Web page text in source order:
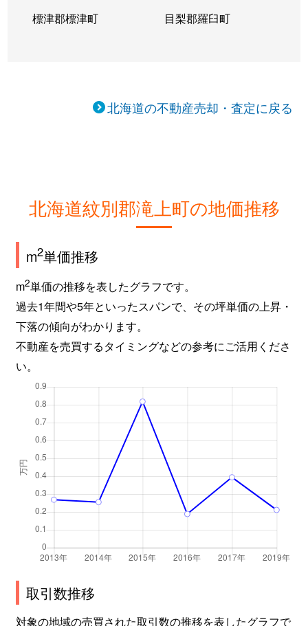
標津郡標津町 目梨郡羅臼町
北海道の不動産売却・査定に戻る
北海道紋別郡滝上町の地価推移
m2単価推移
m2単価の推移を表したグラフです。
過去1年間や5年といったスパンで、その坪単価の上昇・
下落の傾向がわかります。
不動産を売買するタイミングなどの参考にご活用くださ
い。
取引数推移
対象の地域の売買された取引数の推移を表したグラフで